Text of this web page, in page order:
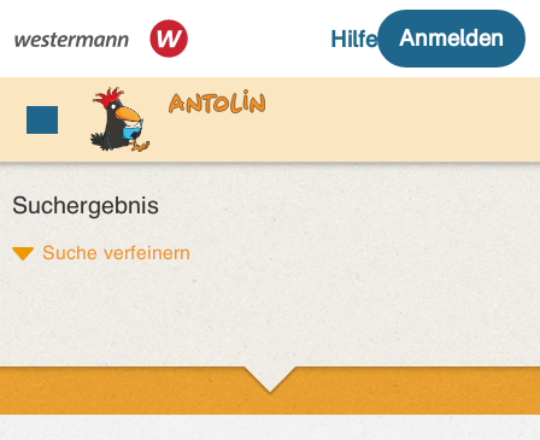
Suchergebnis
Suche verfeinern